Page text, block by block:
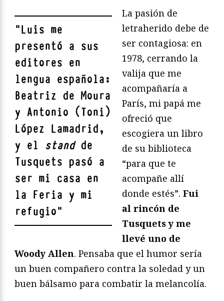
"Luis me
presentó a sus
editores en
lengua española:
Beatriz de Moura
y Antonio (Toni)
López Lamadrid,
y el standde
Tusquets pasó a
ser mi casa en
la Feria y mi
refugio"
La pasión de
letraherido debe de
ser contagiosa: en
1978, cerrando la
valija que me
acompañaría a
París, mi papá me
ofreció que
escogiera un libro
de su biblioteca
“para que te
acompañe allí
donde estés”. Fui
al rincón de
Tusquets y me
llevé uno de
Woody Allen. Pensaba que el humor sería
un buen compañero contra la soledad y un
buen bálsamo para combatir la melancolía.